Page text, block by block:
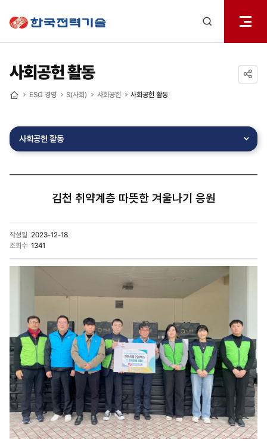
열기
사회공헌 활동
ESG 경영 S(사회) 사회공헌 사회공헌 활동
사회공헌 활동
김천 취약계층 따뜻한 겨울나기 응원
작성일 2023-12-18
조회수 1341